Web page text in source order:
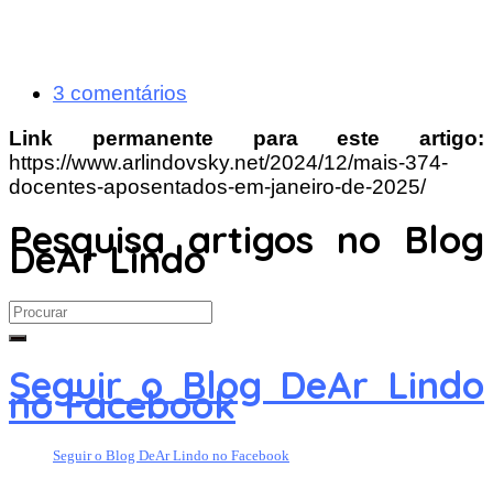
3 comentários
Link permanente para este artigo:
https://www.arlindovsky.net/2024/12/mais-374-
docentes-aposentados-em-janeiro-de-2025/
Pesquisa artigos no Blog
DeAr Lindo
Search
for:
Seguir o Blog DeAr Lindo
no Facebook
Seguir o Blog DeAr Lindo no Facebook